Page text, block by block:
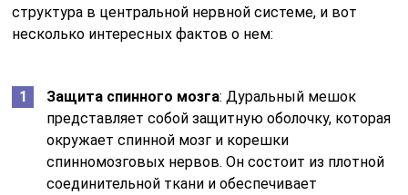
структура в центральной нервной системе, и вот
несколько интересных фактов о нем:
Защита спинного мозга: Дуральный мешок
представляет собой защитную оболочку, которая
окружает спинной мозг и корешки
спинномозговых нервов. Он состоит из плотной
соединительной ткани и обеспечивает